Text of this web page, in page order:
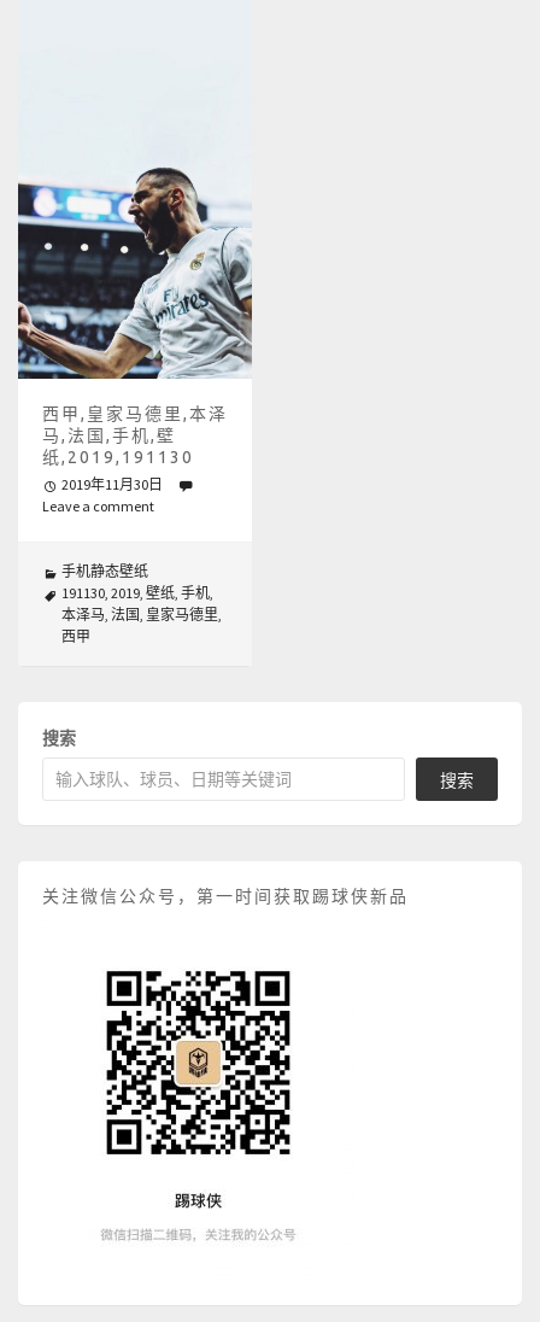
西甲,皇家马德里,本泽
马,法国,手机,壁
纸,2019,191130
2019年11月30日
Leave a comment
手机静态壁纸
191130, 2019, 壁纸, 手机,
本泽马, 法国, 皇家马德里,
西甲
搜索
搜索
关注微信公众号，第一时间获取踢球侠新品